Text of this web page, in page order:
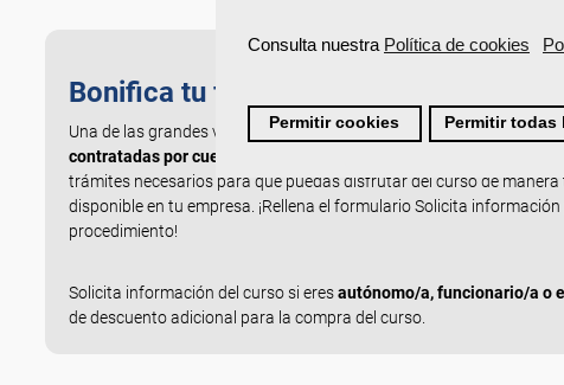
Consulta nuestra Política de cookies
Permitir cookies Permitir
Bonifica tu formación
Una de las grandes ventajas de nuestros cursos privados es que
contratadas por cuenta ajena
,
trámites necesarios para que puedas disfrutar del curso de
disponible en tu empresa. ¡Rellena el formulario Solicita
procedimiento!
Solicita información del curso si eresautónomo/a, funcionario/a o
de descuento adicional para la compra del curso.